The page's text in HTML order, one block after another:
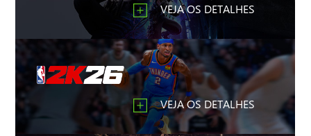
VEJA OS DETALHES
VEJA OS DETALHES